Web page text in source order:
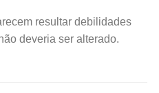
resultar debilidades
deveria ser alterado.